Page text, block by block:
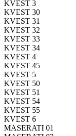
KVEST 3
KVEST 30
KVEST 31
KVEST 32
KVEST 33
KVEST 34
KVEST 4
KVEST 45
KVEST 5
KVEST 50
KVEST 51
KVEST 54
KVEST 55
KVEST 6
MASERATI 01